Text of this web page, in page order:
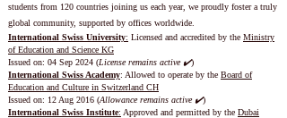
students from 120 countries joining us each year, we proudly foster a truly
global community, supported by offices worldwide.
International Swiss University: Licensed and accredited by the Ministry
of Education and Science KG
Issued on: 04 Sep 2024 (License remains active ✔️)
International Swiss Academy: Allowed to operate by the Board of
Education and Culture in Switzerland CH
Issued on: 12 Aug 2016 (Allowance remains active ✔️)
International Swiss Institute: Approved and permitted by the Dubai